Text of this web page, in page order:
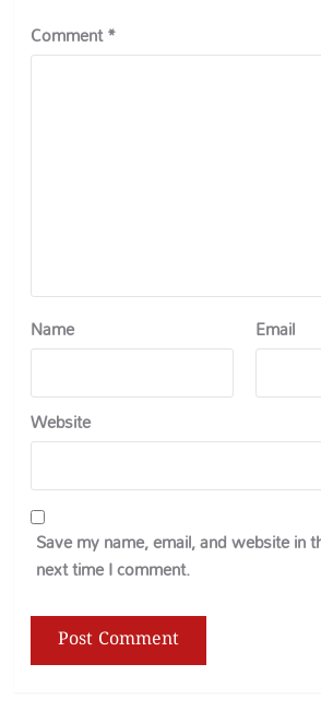
Comment*
Name Email
Website
Save my name, email, and website in
next time I comment.